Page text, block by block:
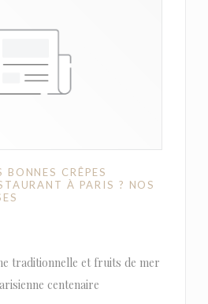
BONNES CRÊPES
À PARIS ? NOS
traditionnelle et fruits de mer
centenaire